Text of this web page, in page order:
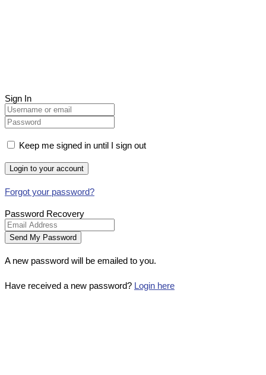
Sign In
Keep me signed in until I sign out
Forgot your password?
Password Recovery
A new password will be emailed to you.
Have received a new password? Login here